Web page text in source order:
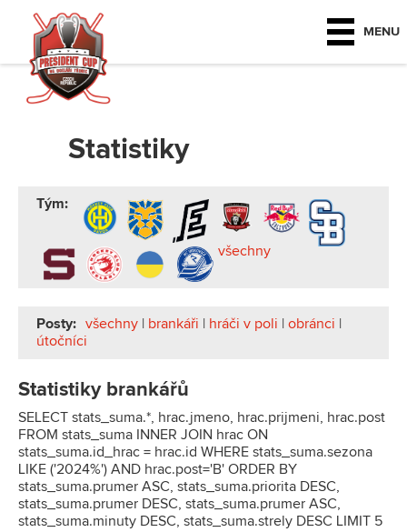
MENU
Statistiky
Tým:
všechny
Posty: všechny | brankáři | hráči v poli | obránci |
útočníci
Statistiky brankářů
SELECT stats_suma.*, hrac.jmeno, hrac.prijmeni, hrac.post
FROM stats_suma INNER JOIN hrac ON
stats_suma.id_hrac = hrac.id WHERE stats_suma.sezona
LIKE ('2024%') AND hrac.post='B' ORDER BY
stats_suma.prumer ASC, stats_suma.priorita DESC,
stats_suma.prumer DESC, stats_suma.prumer ASC,
stats_suma.minuty DESC, stats_suma.strely DESC LIMIT 5